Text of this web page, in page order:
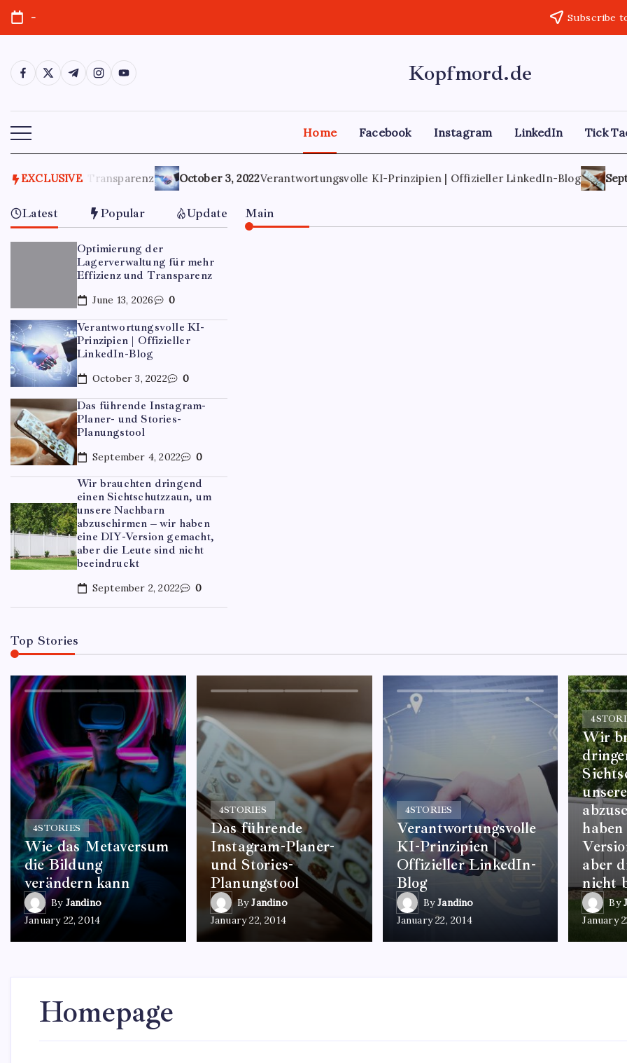
- Subscribe
Kopfmord.de
Home Facebook Instagram LinkedIn Tick
EXCLUSIVE
und Transparenz October 3, 2022Verantwortungsvolle KI-Prinzipien | Offizieller LinkedIn-Blog September 4,
Latest Popular Update
Optimierung der
Lagerverwaltung für mehr
Effizienz und Transparenz
June 13, 2026 0
Verantwortungsvolle KI-
Prinzipien | Offizieller
LinkedIn-Blog
October 3, 2022 0
Das führende Instagram-
Planer- und Stories-
Planungstool
September 4, 2022 0
Wir brauchten dringend
einen Sichtschutzzaun, um
unsere Nachbarn
abzuschirmen – wir haben
eine DIY-Version gemacht,
aber die Leute sind nicht
beeindruckt
September 2, 2022 0
Main
Top Stories
4STORIES
Wie das Metaversum
die Bildung
verändern kann
By Jandino
January 22, 2014
4STORIES
Das führende
Instagram-Planer-
und Stories-
Planungstool
By Jandino
January 22, 2014
4STORIES
Verantwortungsvolle
KI-Prinzipien |
Offizieller LinkedIn-
Blog
By Jandino
January 22, 2014
4
Wir
aber
nicht
By
January
Homepage